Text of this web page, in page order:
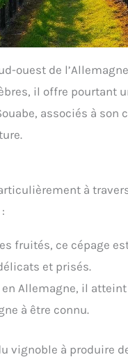
ouest de
il offre pourtant
associés à son
à
fruités, ce cépage
et prisés.
Allemagne, il
à être connu.
vignoble à produire